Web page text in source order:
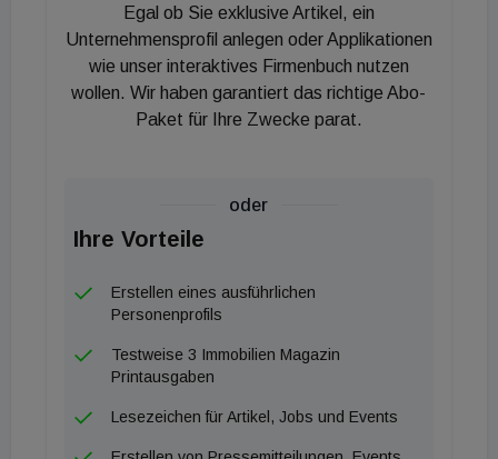
gegnüber dem Vorjahr auf etwa 59.900
Wohneinheiten. Im laufenden Jahr beschleunigt der
Abschwung vermutlich auf rund minus 13 Prozent
und im kommenden Jahr ist sogar ein Rückgang um
dieser Entwicklung auf den Arbeitsmarkt können
zum jetzigen Zeitpunkt nur erahnt werden.
Egal ob Sie exklusive Artikel, ein
Unternehmensprofil anlegen oder Applikationen
wie unser interaktives Firmenbuch nutzen
wollen. Wir haben garantiert das richtige Abo-
Paket für Ihre Zwecke parat.
oder
Ihre Vorteile
Erstellen eines ausführlichen
Personenprofils
Testweise 3 Immobilien Magazin
Printausgaben
Lesezeichen für Artikel, Jobs und Events